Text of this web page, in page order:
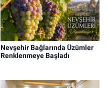
Nevşehir Bağlarında Üzümler
Renklenmeye Başladı